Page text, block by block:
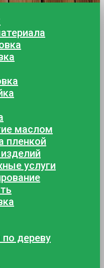
маслом
пленкой
услуги
дереву